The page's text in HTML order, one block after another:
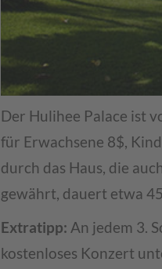
Der Hulihee Palace ist
für Erwachsene 8$,
durch das Haus, die
gewährt, dauert etwa
Extratipp: An jedem 3.
kostenloses Konzert